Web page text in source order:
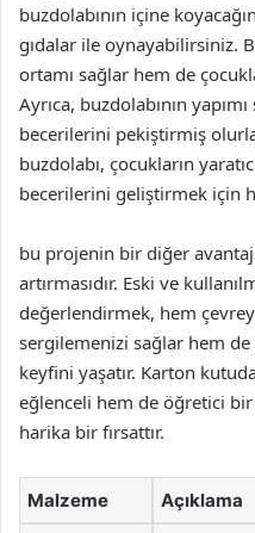
buzdolabının içine
gıdalar ile oynayabilirsiniz.
ortamı sağlar hem de
Ayrıca, buzdolabının
becerilerini pekiştirmiş
buzdolabı, çocukların
becerilerini geliştirmek için
bu projenin bir diğer
artırmasıdır. Eski ve
değerlendirmek, hem
sergilemenizi sağlar hem
keyfini yaşatır. Karton
eğlenceli hem de öğretici
harika bir fırsattır.
Malzeme Açıklama